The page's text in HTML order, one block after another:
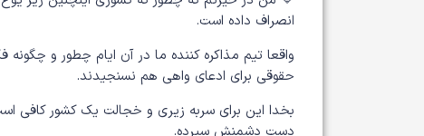
انصراف داده است.
واقعا تیم مذاکره کننده ما در آن ایام چطور و
حقوقی برای ادعای واهی هم نسنجیدند.
بخدا این برای سربه زیری و خجالت یک کشور کافی